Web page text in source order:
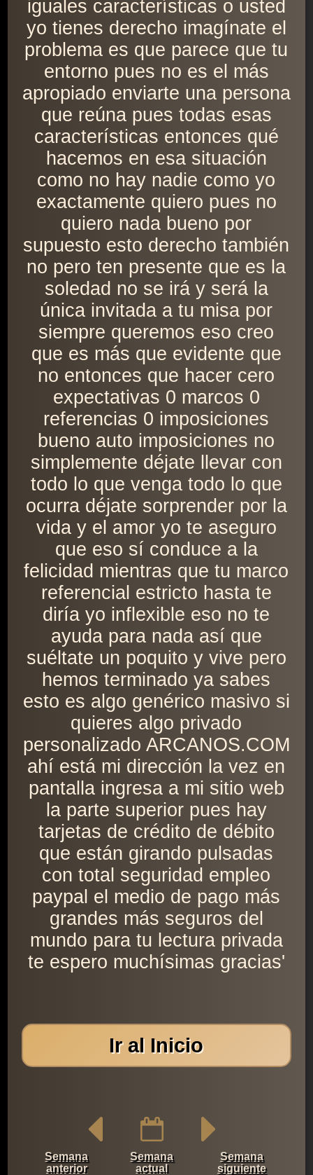
iguales características o usted
yo tienes derecho imagínate el
problema es que parece que tu
entorno pues no es el más
apropiado enviarte una persona
que reúna pues todas esas
características entonces qué
hacemos en esa situación
como no hay nadie como yo
exactamente quiero pues no
quiero nada bueno por
supuesto esto derecho también
no pero ten presente que es la
soledad no se irá y será la
única invitada a tu misa por
siempre queremos eso creo
que es más que evidente que
no entonces que hacer cero
expectativas 0 marcos 0
referencias 0 imposiciones
bueno auto imposiciones no
simplemente déjate llevar con
todo lo que venga todo lo que
ocurra déjate sorprender por la
vida y el amor yo te aseguro
que eso sí conduce a la
felicidad mientras que tu marco
referencial estricto hasta te
diría yo inflexible eso no te
ayuda para nada así que
suéltate un poquito y vive pero
hemos terminado ya sabes
esto es algo genérico masivo si
quieres algo privado
personalizado ARCANOS.COM
ahí está mi dirección la vez en
pantalla ingresa a mi sitio web
la parte superior pues hay
tarjetas de crédito de débito
que están girando pulsadas
con total seguridad empleo
paypal el medio de pago más
grandes más seguros del
mundo para tu lectura privada
te espero muchísimas gracias'
Ir al Inicio
Semana
anterior
Semana
actual
Semana
siguiente